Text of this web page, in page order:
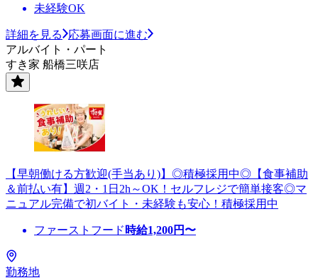
未経験OK
詳細を見る
応募画面に進む
アルバイト・パート
すき家 船橋三咲店
【早朝働ける方歓迎(手当あり)】◎積極採用中◎【食事補助
＆前払い有】週2・1日2h～OK！セルフレジで簡単接客◎マ
ニュアル完備で初バイト・未経験も安心！積極採用中
ファーストフード 時給1,200円〜
勤務地